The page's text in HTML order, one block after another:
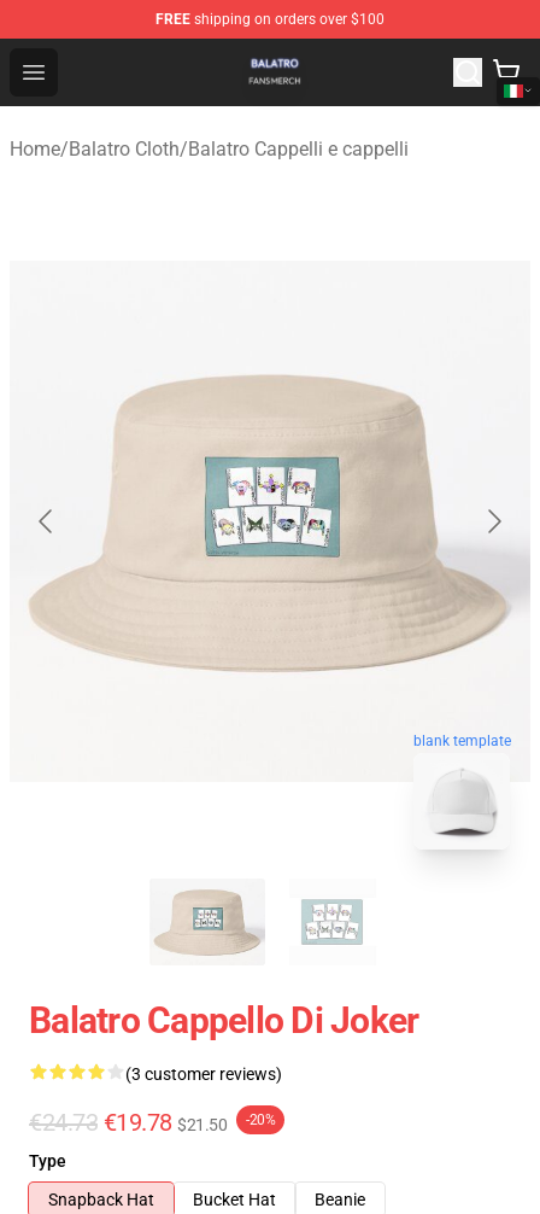
FREE shipping on orders over $100
Open menu
Balatro Shop - Official Balatro Merchandise Store
Home/Balatro Cloth/Balatro Cappelli e cappelli
blank template
Balatro Cappello Di Joker
(3 customer reviews)
€24.73 €19.78 $21.50 -20%
Type
Snapback Hat
Bucket Hat
Beanie